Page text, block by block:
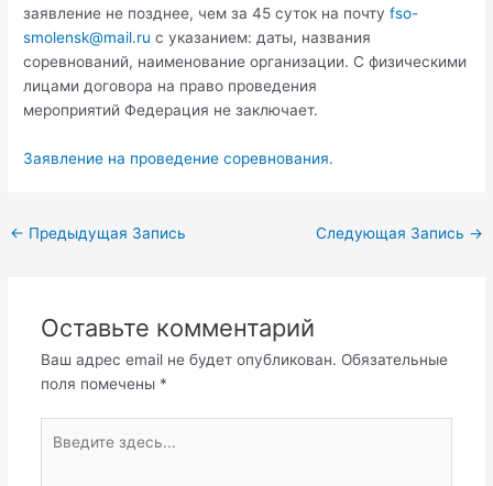
заявление не позднее, чем за 45 суток на почтуfso-
smolensk@mail.ru с указанием: даты, названия
соревнований, наименование организации. С физическими
лицами договора на право проведения
мероприятий Федерация не заключает.
Заявление на проведение соревнования.
← Предыдущая Запись Следующая Запись →
Оставьте комментарий
Ваш адрес email не будет опубликован. Обязательные
поля помечены *
здесь...